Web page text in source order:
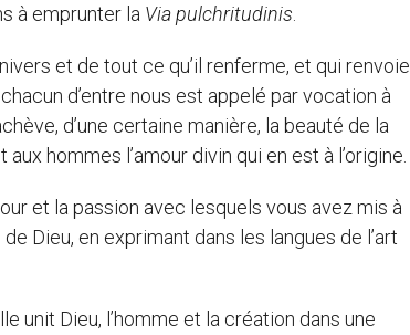
à emprunter la Via pulchritudinis
et de tout ce qu’il renferme, et qui renvoie
d’entre nous est appelé par vocation à
d’une certaine manière, la beauté de la
hommes l’amour divin qui en est à l’origine.
et la passion avec lesquels vous avez mis à
Dieu, en exprimant dans les langues de l’art
unit Dieu, l’homme et la création dans une